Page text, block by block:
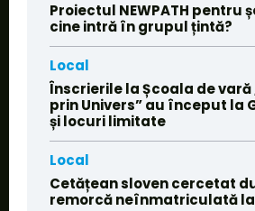
Proiectul NEWPATH pentru
cine intră în grupul țintă?
Local
Înscrierile la Școala de
prin Univers” au început la
și locuri limitate
Local
Cetățean sloven cercetat
remorcă neînmatriculată